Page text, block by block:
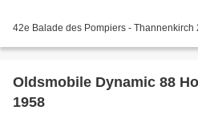
42e Balade des Pompiers - Thannenkirch
Oldsmobile Dynamic 88
1958